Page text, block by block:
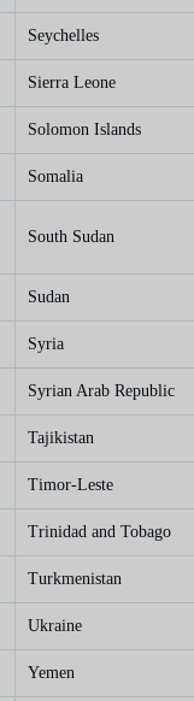
Seychelles
Sierra Leone
Solomon Islands
Somalia
South Sudan
Sudan
Syria
Syrian Arab Republic
Tajikistan
Timor-Leste
Trinidad and Tobago
Turkmenistan
Ukraine
Yemen